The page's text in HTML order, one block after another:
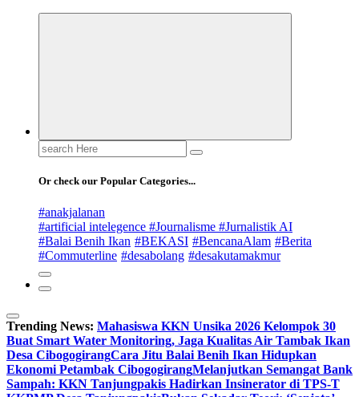
Search
for:
Or check our Popular Categories...
#anakjalanan
#artificial intelegence #Journalisme #Jurnalistik AI
#Balai Benih Ikan #BEKASI #BencanaAlam #Berita
#Commuterline #desabolang #desakutamakmur
Trending News: Mahasiswa KKN Unsika 2026 Kelompok 30
Buat Smart Water Monitoring, Jaga Kualitas Air Tambak Ikan
Desa CibogogirangCara Jitu Balai Benih Ikan Hidupkan
Ekonomi Petambak CibogogirangMelanjutkan Semangat Bank
Sampah: KKN Tanjungpakis Hadirkan Insinerator di TPS-T